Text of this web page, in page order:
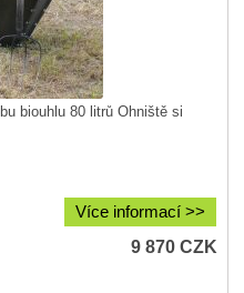
biouhlu 80 litrů Ohniště si
Více informací >>
9 870CZK